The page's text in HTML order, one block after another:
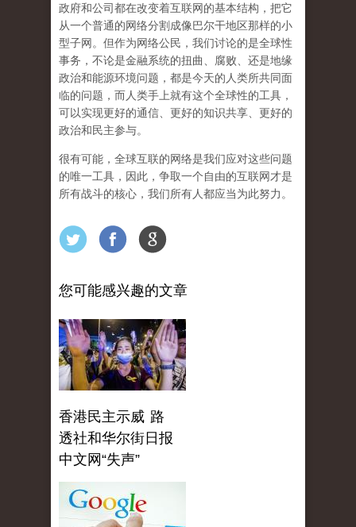
政府和公司都在改变着互联网的基本结构，把它
从一个普通的网络分割成像巴尔干地区那样的小
型子网。但作为网络公民，我们讨论的是全球性
事务，不论是金融系统的扭曲、腐败、还是地缘
政治和能源环境问题，都是今天的人类所共同面
临的问题，而人类手上就有这个全球性的工具，
可以实现更好的通信、更好的知识共享、更好的
政治和民主参与。
很有可能， 全球互联的网络是我们应对这些问题
的唯一工具，因此，争取一个自由的互联网才是
所有战斗的核心，我们所有人都应当为此努力。
您可能感兴趣的文章
香港民主示威 路
透社和华尔街日报
中文网“失声”